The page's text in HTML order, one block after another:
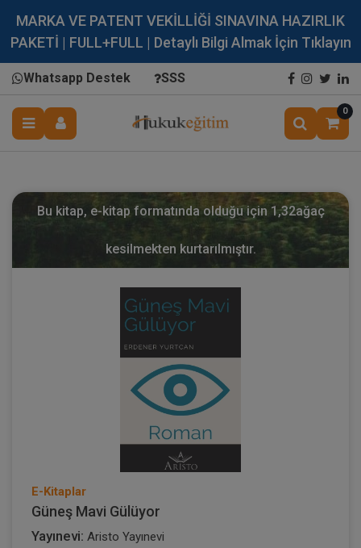
MARKA VE PATENT VEKİLLİĞİ SINAVINA HAZIRLIK
PAKETİ | FULL+FULL | Detaylı Bilgi Almak İçin Tıklayın
Whatsapp Destek SSS
0
Bu kitap, e-kitap formatında olduğu için 1,32ağaç
kesilmekten kurtarılmıştır.
E-Kitaplar
Güneş Mavi Gülüyor
Yayınevi: Aristo Yayınevi